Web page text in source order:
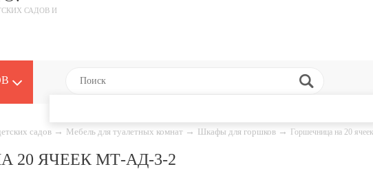
САДОВ И
садов → Мебель для туалетных комнат → Шкафы для горшков → Горшечница на 20
20 ЯЧЕЕК МТ-АД-3-2